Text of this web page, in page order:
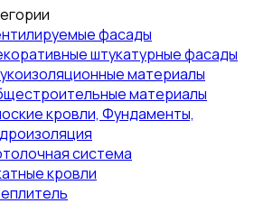
фасады
штукатурные фасады
материалы
материалы
кровли, Фундаменты,
система
кровли